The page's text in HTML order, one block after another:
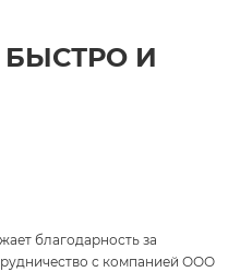
И
благодарность за
с компанией ООО